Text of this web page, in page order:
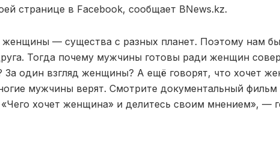
странице в Facebook, сообщает BNews.kz.
— существа с разных планет. Поэтому нам
Тогда почему мужчины готовы ради женщин
За один взгляд женщины? А ещё говорят, что хочет
мужчины верят. Смотрите документальный фильм
хочет женщина» и делитесь своим мнением», —